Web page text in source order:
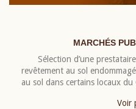
MARCHÉS
Sélection d’une
revêtement au sol
au sol dans certains locaux
Voir